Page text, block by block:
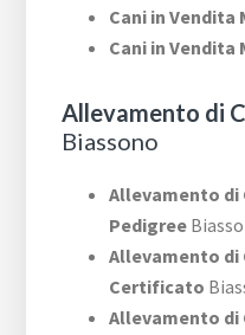
Cani in Vendita
Cani in Vendita
Allevamento di
Biassono
Allevamento di
Pedigree
Allevamento di
Certificato
Allevamento di